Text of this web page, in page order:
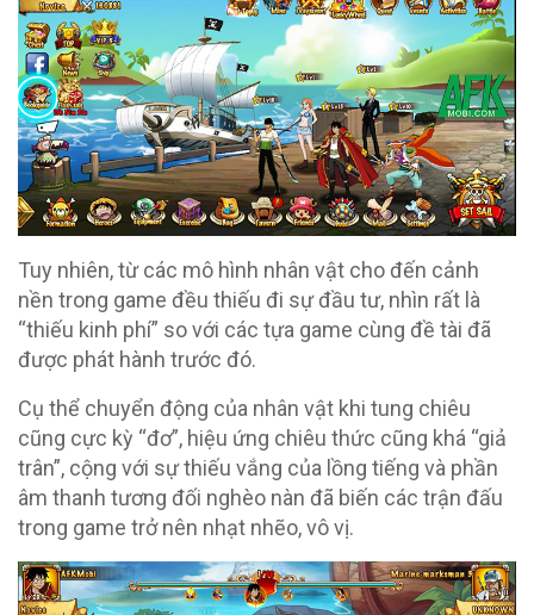
Tuy nhiên, từ các mô hình nhân vật cho đến cảnh
nền trong game đều thiếu đi sự đầu tư, nhìn rất là
“thiếu kinh phí” so với các tựa game cùng đề tài đã
được phát hành trước đó.
Cụ thể chuyển động của nhân vật khi tung chiêu
cũng cực kỳ “đơ”, hiệu ứng chiêu thức cũng khá “giả
trân”, cộng với sự thiếu vắng của lồng tiếng và phần
âm thanh tương đối nghèo nàn đã biến các trận đấu
trong game trở nên nhạt nhẽo, vô vị.